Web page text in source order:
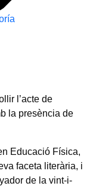
l’acte de
la presència de
Educació Física,
faceta literària, i
de la vint-i-